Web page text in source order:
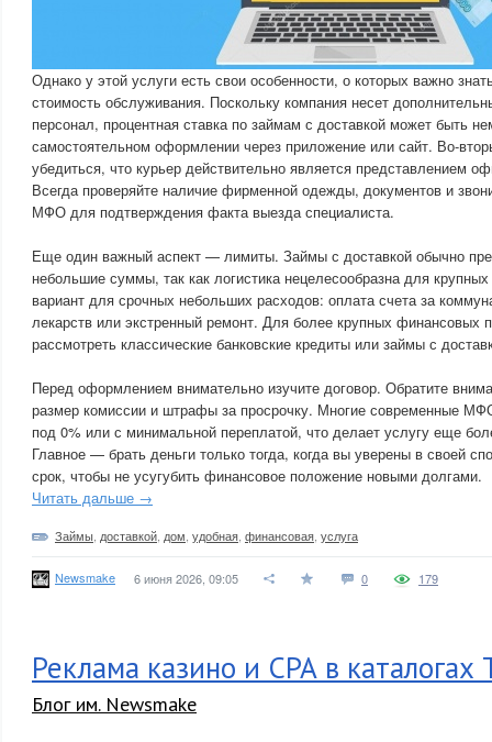
Однако у этой услуги есть свои особенности, о которых важно
стоимость обслуживания. Поскольку компания несет
персонал, процентная ставка по займам с доставкой может быть
самостоятельном оформлении через приложение или сайт. Во-
убедиться, что курьер действительно является представлением
Всегда проверяйте наличие фирменной одежды, документов и
МФО для подтверждения факта выезда специалиста.
Еще один важный аспект — лимиты. Займы с доставкой обычно
небольшие суммы, так как логистика нецелесообразна для
вариант для срочных небольших расходов: оплата счета за
лекарств или экстренный ремонт. Для более крупных финансовых
рассмотреть классические банковские кредиты или займы с
Перед оформлением внимательно изучите договор. Обратите
размер комиссии и штрафы за просрочку. Многие современные
под 0% или с минимальной переплатой, что делает услугу еще
Главное — брать деньги только тогда, когда вы уверены в своей
срок, чтобы не усугубить финансовое положение новыми долгами.
Читать дальше →
Займы доставкой дом удобная финансовая услуга
Newsmake 6 июня 2026, 09:05 0 179
Реклама казино и СРА в каталогах
Блог им. Newsmake